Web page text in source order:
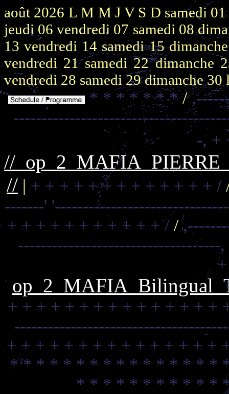
août 2026 L M M J V S D samedi
jeudi 06vendredi 07 samedi 08
13vendredi 14samedi 15
vendredi 21samedi 22dimanche
vendredi 28 samedi 29dimanche 30
* * * * * * */
-, +
//
// |+ + + + + + + + + + + + + /
-------'
+ + + + + + + + + + + / /
------------------------------------,
+ + + + + + + + + + + + + + +
+ + + + + + + + + + + + + + +
* * * * * * * * * * * * * * * *
* * * * * * * * * * *